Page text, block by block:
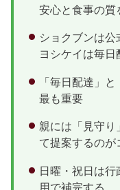
安心と食事の質
ショクブンは公
ヨシケイは毎
「毎日配達」
最も重要
親には「見守り
て提案するのが
日曜・祝日は
用で補完する